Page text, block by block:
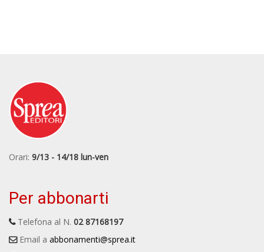
Orari: 9/13 - 14/18 lun-ven
Per abbonarti
Telefona al N. 02 87168197
Email a abbonamenti@sprea.it